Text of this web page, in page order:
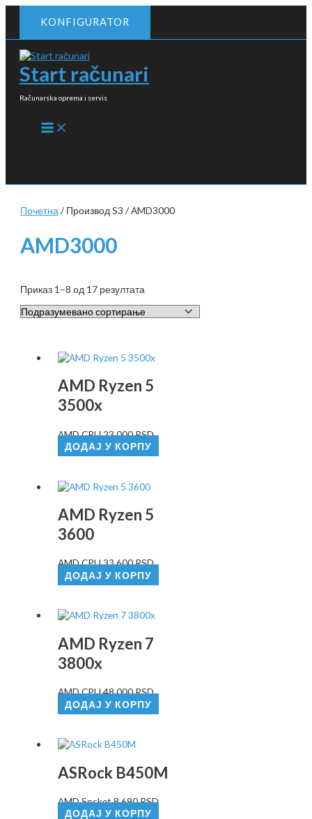
KONFIGURATOR
Start računari
Računarska oprema i servis
MAIN
MENU
Почетна / Производ S3 / AMD3000
AMD3000
Приказ 1–8 од 17 резултата
AMD Ryzen 5
3500x
AMD CPU23.000RSD
ДОДАЈ У КОРПУ
AMD Ryzen 5
3600
AMD CPU33.600RSD
ДОДАЈ У КОРПУ
AMD Ryzen 7
3800x
AMD CPU48.000RSD
ДОДАЈ У КОРПУ
ASRock B450M
AMD Socket8.690RSD
ДОДАЈ У КОРПУ